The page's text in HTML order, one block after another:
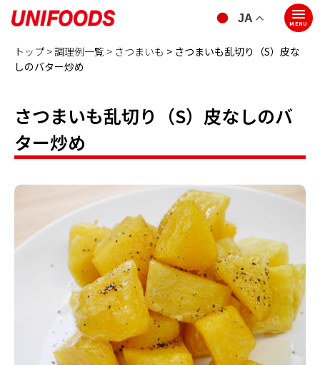
MENU
トップ >調理例一覧 > さつまいも > さつまいも乱切り（S）皮な
しのバター炒め
さつまいも乱切り（S）皮なしのバ
ター炒め
JA